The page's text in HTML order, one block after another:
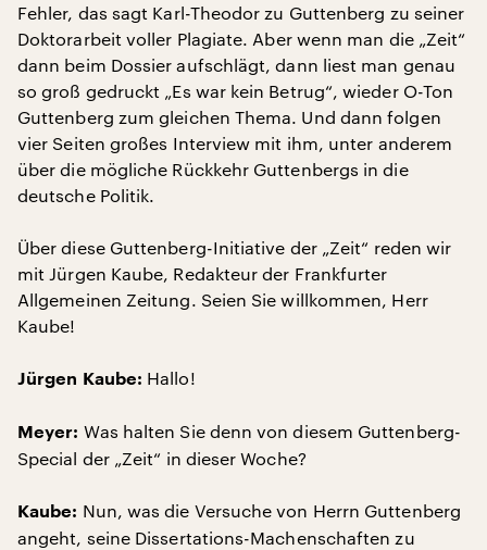
Fehler, das sagt Karl-Theodor zu Guttenberg zu seiner
Doktorarbeit voller Plagiate. Aber wenn man die „Zeit“
dann beim Dossier aufschlägt, dann liest man genau
so groß gedruckt „Es war kein Betrug“, wieder O-Ton
Guttenberg zum gleichen Thema. Und dann folgen
vier Seiten großes Interview mit ihm, unter anderem
über die mögliche Rückkehr Guttenbergs in die
deutsche Politik.
Über diese Guttenberg-Initiative der „Zeit“ reden wir
mit Jürgen Kaube, Redakteur der Frankfurter
Allgemeinen Zeitung. Seien Sie willkommen, Herr
Kaube!
Jürgen Kaube: Hallo!
Meyer: Was halten Sie denn von diesem Guttenberg-
Special der „Zeit“ in dieser Woche?
Kaube: Nun, was die Versuche von Herrn Guttenberg
angeht, seine Dissertations-Machenschaften zu